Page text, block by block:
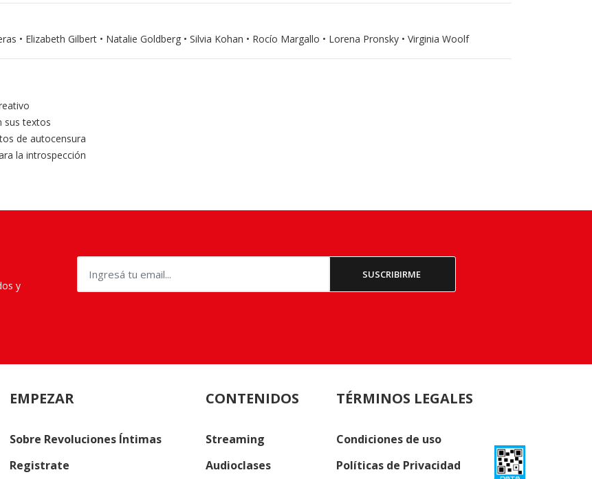
• Elizabeth Gilbert • Natalie Goldberg • Silvia Kohan • Rocío Margallo • Lorena Pronsky • Virginia Woolf
sus textos
de autocensura
la introspección
y
EMPEZAR
Sobre Revoluciones Íntimas
Registrate
CONTENIDOS
Streaming
Audioclases
TÉRMINOS LEGALES
Condiciones de uso
Políticas de Privacidad